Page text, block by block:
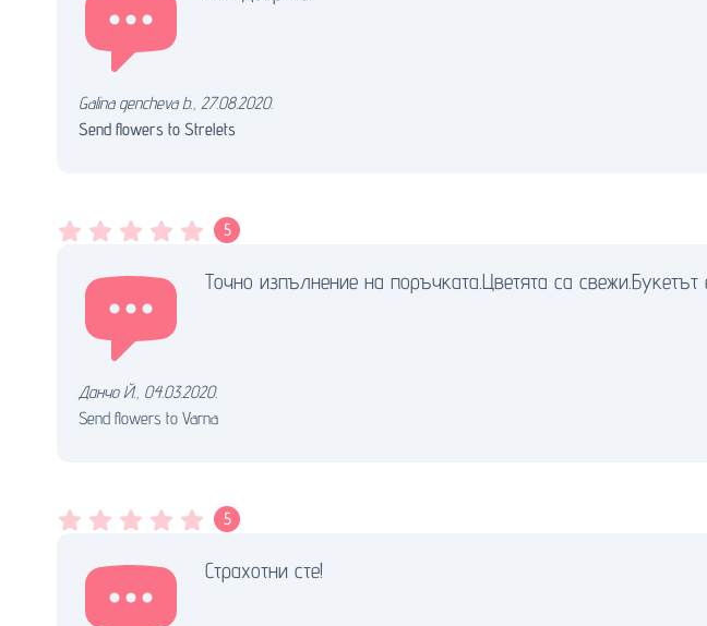
Galina gencheva b., 27.08.2020.
Send flowers to Strelets
5
Точно изпълнение на поръчката.Цветята са
Данчо Й., 04.03.2020.
Send flowers to Varna
5
Страхотни сте!